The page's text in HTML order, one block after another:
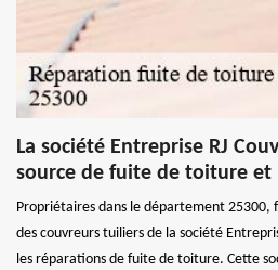
La société Entreprise RJ
source de fuite de toiture
Propriétaires dans le département 25300,
des couvreurs tuiliers de la société
les réparations de fuite de toiture. Cette